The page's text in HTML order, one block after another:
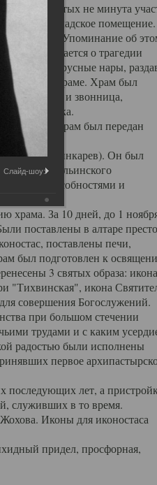
Всех Святых не минута
в складское помещение.
пункт. Упоминание об
упоминается о трагедии
восьми ярусные нары,
при храме. Храм был
купол и звонница,
штукатурка.
Леонтия, храм был передан
Серафим (Шинкарев). Он был
Свято - Ильинского
способностями и
храма. За 10 дней, до 1
поставлены в алтаре
поставлены печи,
был подготовлен к
3 святых образа: икона
"Тихвинская", икона
совершения Богослужений.
при большом стечении
трудами и с каким
радостью были исполнены
первое
последующих лет, а
служивших в то время.
Иконы для иконостаса
придел, просфорная,
Слайд-шоу: